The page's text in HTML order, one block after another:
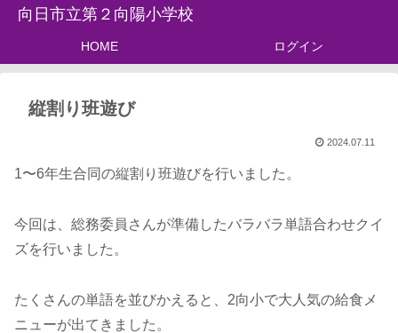
向日市立第２向陽小学校
HOME ログイン
縦割り班遊び
2024.07.11
1〜6年生合同の縦割り班遊びを行いました。
今回は、総務委員さんが準備したバラバラ単語合わせクイ
ズを行いました。
たくさんの単語を並びかえると、2向小で大人気の給食メ
ニューが出てきました。